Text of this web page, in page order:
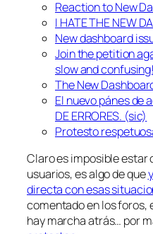
Reaction to New
I HATE THE NEW
New dashboard
Join the petition
slow and confusing!
The New
El nuevo pánes de
DE ERRORES. (sic)
Protesto
Claro es imposible
usuarios, es algo de que
directa con esas
comentado en los foros,
hay marcha atrás… por